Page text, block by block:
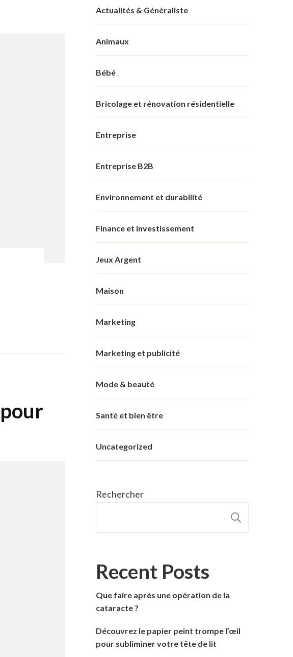
Actualités & Généraliste
Animaux
Bébé
Bricolage et rénovation résidentielle
Entreprise
Entreprise B2B
Environnement et durabilité
Finance et investissement
Jeux Argent
Maison
Marketing
Marketing et publicité
Mode & beauté
Santé et bien être
Uncategorized
Rechercher
Recent Posts
Que faire après une opération de la
cataracte ?
Découvrez le papier peint trompe l’œil
pour subliminer votre tête de lit